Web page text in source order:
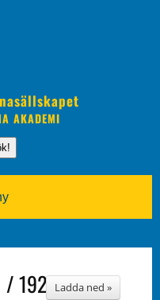
AKADEMI
/ 1922Ladda ned »